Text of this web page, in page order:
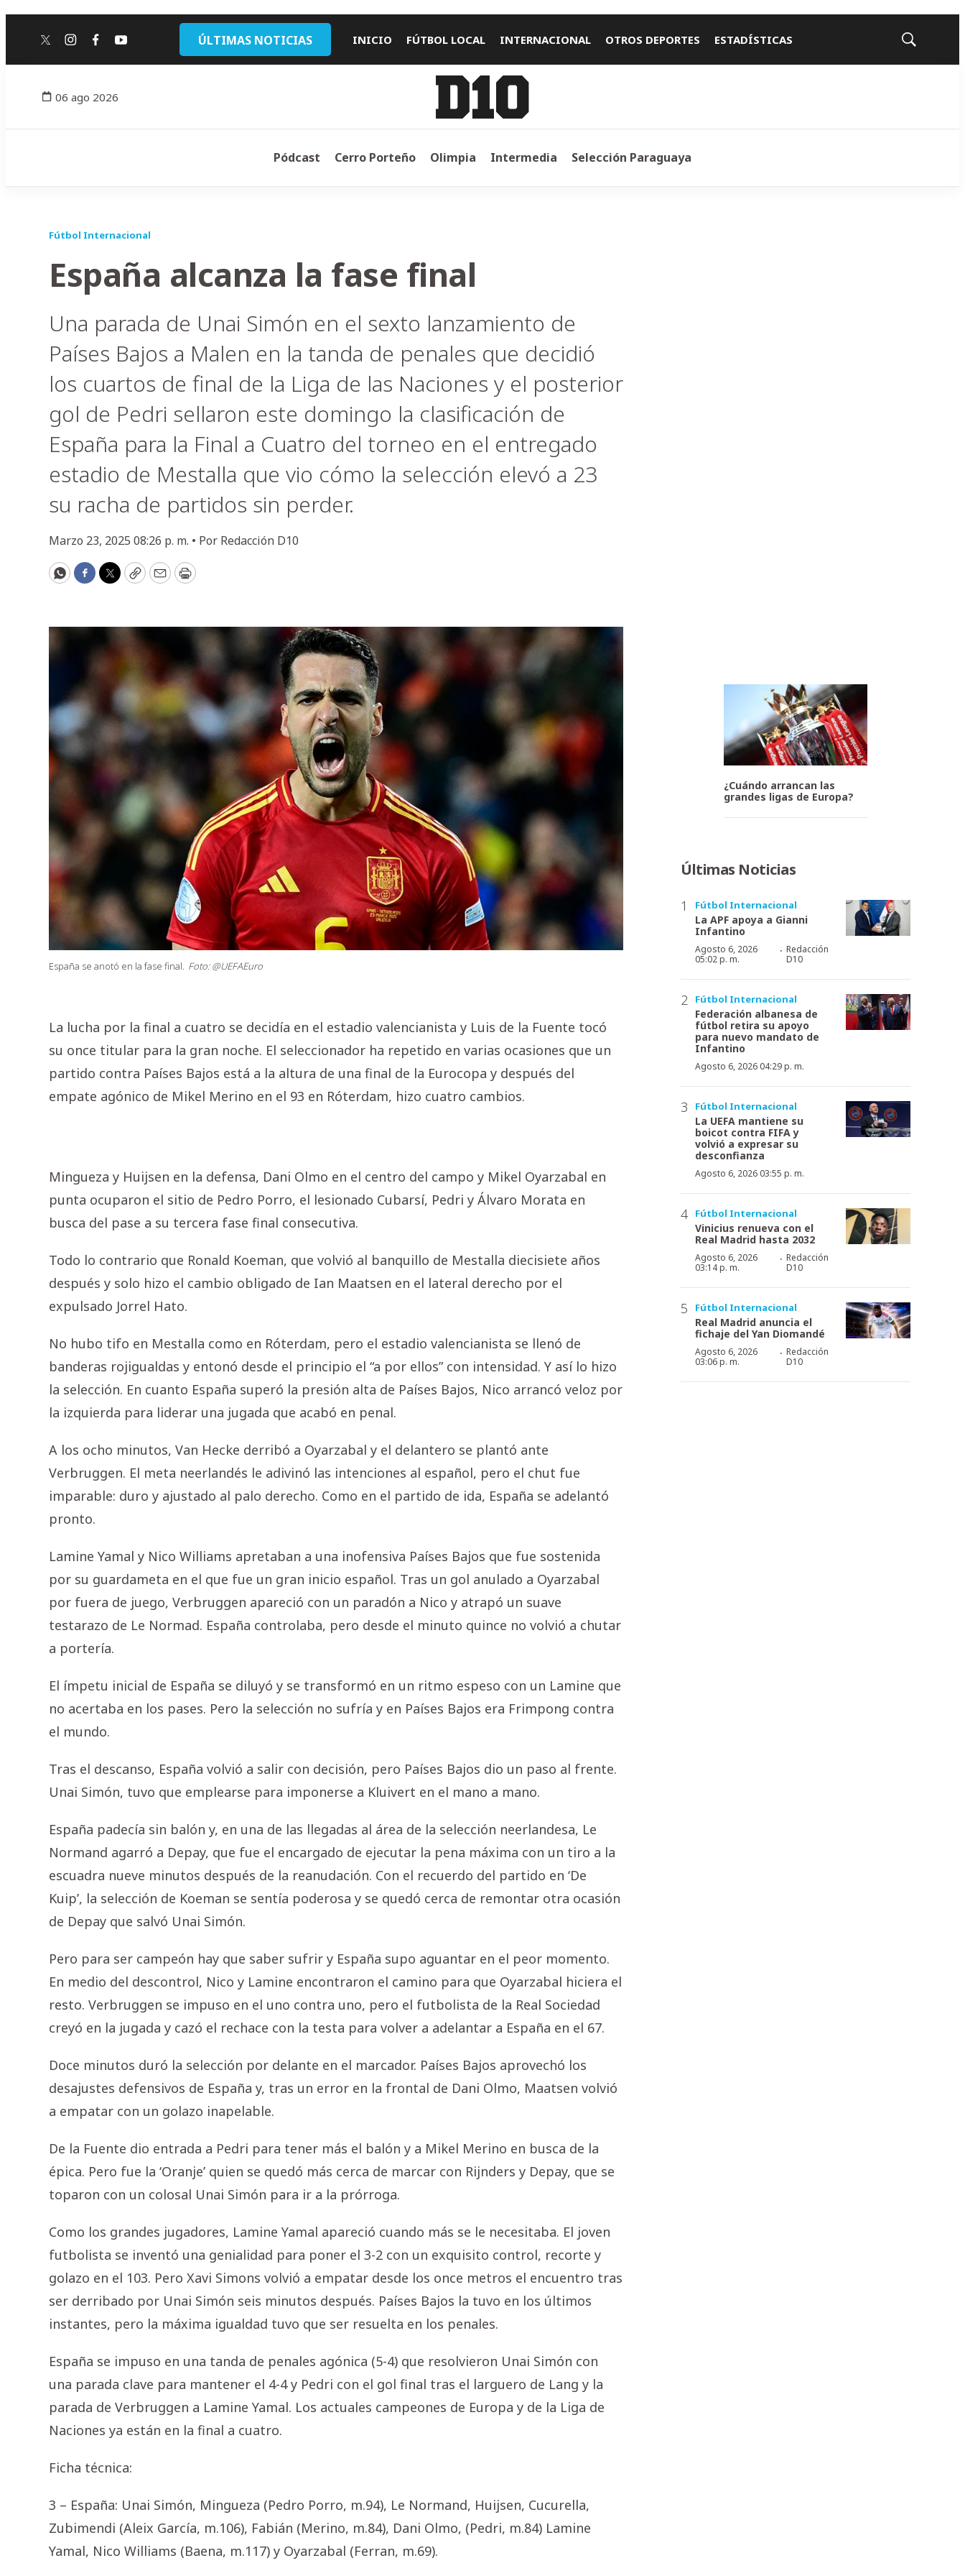
twitterinstagram
facebook
youtube ÚLTIMAS NOTICIAS INICIO FÚTBOL LOCAL INTERNACIONAL OTROS DEPORTES ESTADÍSTICAS
Mostrar
06 ago 2026
Pódcast Cerro Porteño Olimpia Intermedia Selección Paraguaya
Fútbol Internacional
España alcanza la fase final
Una parada de Unai Simón en el sexto lanzamiento de
Países Bajos a Malen en la tanda de penales que decidió
los cuartos de final de la Liga de las Naciones y el posterior
gol de Pedri sellaron este domingo la clasificación de
España para la Final a Cuatro del torneo en el entregado
estadio de Mestalla que vio cómo la selección elevó a 23
su racha de partidos sin perder.
Marzo 23, 2025 08:26 p. m. • Por Redacción D10
WhatsApp
Facebook
Twitter
CopyEmailPrint
España se anotó en la fase final. Foto: @UEFAEuro
La lucha por la final a cuatro se decidía en el estadio valencianista y Luis de la Fuente tocó
su once titular para la gran noche. El seleccionador ha repetido en varias ocasiones que un
partido contra Países Bajos está a la altura de una final de la Eurocopa y después del
empate agónico de Mikel Merino en el 93 en Róterdam, hizo cuatro cambios.
Mingueza y Huijsen en la defensa, Dani Olmo en el centro del campo y Mikel Oyarzabal en
punta ocuparon el sitio de Pedro Porro, el lesionado Cubarsí, Pedri y Álvaro Morata en
busca del pase a su tercera fase final consecutiva.
Todo lo contrario que Ronald Koeman, que volvió al banquillo de Mestalla diecisiete años
después y solo hizo el cambio obligado de Ian Maatsen en el lateral derecho por el
expulsado Jorrel Hato.
No hubo tifo en Mestalla como en Róterdam, pero el estadio valencianista se llenó de
banderas rojigualdas y entonó desde el principio el “a por ellos” con intensidad. Y así lo hizo
la selección. En cuanto España superó la presión alta de Países Bajos, Nico arrancó veloz por
la izquierda para liderar una jugada que acabó en penal.
A los ocho minutos, Van Hecke derribó a Oyarzabal y el delantero se plantó ante
Verbruggen. El meta neerlandés le adivinó las intenciones al español, pero el chut fue
imparable: duro y ajustado al palo derecho. Como en el partido de ida, España se adelantó
pronto.
Lamine Yamal y Nico Williams apretaban a una inofensiva Países Bajos que fue sostenida
por su guardameta en el que fue un gran inicio español. Tras un gol anulado a Oyarzabal
por fuera de juego, Verbruggen apareció con un paradón a Nico y atrapó un suave
testarazo de Le Normad. España controlaba, pero desde el minuto quince no volvió a chutar
a portería.
El ímpetu inicial de España se diluyó y se transformó en un ritmo espeso con un Lamine que
no acertaba en los pases. Pero la selección no sufría y en Países Bajos era Frimpong contra
el mundo.
Tras el descanso, España volvió a salir con decisión, pero Países Bajos dio un paso al frente.
Unai Simón, tuvo que emplearse para imponerse a Kluivert en el mano a mano.
España padecía sin balón y, en una de las llegadas al área de la selección neerlandesa, Le
Normand agarró a Depay, que fue el encargado de ejecutar la pena máxima con un tiro a la
escuadra nueve minutos después de la reanudación. Con el recuerdo del partido en ‘De
Kuip’, la selección de Koeman se sentía poderosa y se quedó cerca de remontar otra ocasión
de Depay que salvó Unai Simón.
Pero para ser campeón hay que saber sufrir y España supo aguantar en el peor momento.
En medio del descontrol, Nico y Lamine encontraron el camino para que Oyarzabal hiciera el
resto. Verbruggen se impuso en el uno contra uno, pero el futbolista de la Real Sociedad
creyó en la jugada y cazó el rechace con la testa para volver a adelantar a España en el 67.
Doce minutos duró la selección por delante en el marcador. Países Bajos aprovechó los
desajustes defensivos de España y, tras un error en la frontal de Dani Olmo, Maatsen volvió
a empatar con un golazo inapelable.
De la Fuente dio entrada a Pedri para tener más el balón y a Mikel Merino en busca de la
épica. Pero fue la ‘Oranje’ quien se quedó más cerca de marcar con Rijnders y Depay, que se
toparon con un colosal Unai Simón para ir a la prórroga.
Como los grandes jugadores, Lamine Yamal apareció cuando más se le necesitaba. El joven
futbolista se inventó una genialidad para poner el 3-2 con un exquisito control, recorte y
golazo en el 103. Pero Xavi Simons volvió a empatar desde los once metros el encuentro tras
ser derribado por Unai Simón seis minutos después. Países Bajos la tuvo en los últimos
instantes, pero la máxima igualdad tuvo que ser resuelta en los penales.
España se impuso en una tanda de penales agónica (5-4) que resolvieron Unai Simón con
una parada clave para mantener el 4-4 y Pedri con el gol final tras el larguero de Lang y la
parada de Verbruggen a Lamine Yamal. Los actuales campeones de Europa y de la Liga de
Naciones ya están en la final a cuatro.
Ficha técnica:
3 – España: Unai Simón, Mingueza (Pedro Porro, m.94), Le Normand, Huijsen, Cucurella,
Zubimendi (Aleix García, m.106), Fabián (Merino, m.84), Dani Olmo, (Pedri, m.84) Lamine
Yamal, Nico Williams (Baena, m.117) y Oyarzabal (Ferran, m.69).
¿Cuándo arrancan las
grandes ligas de Europa?
Últimas Noticias
Fútbol Internacional
La APF apoya a Gianni
Infantino
Agosto 6, 2026
05:02 p. m.
· Redacción
D10
Fútbol Internacional
Federación albanesa de
fútbol retira su apoyo
para nuevo mandato de
Infantino
Agosto 6, 2026 04:29 p. m.
Fútbol Internacional
La UEFA mantiene su
boicot contra FIFA y
volvió a expresar su
desconfianza
Agosto 6, 2026 03:55 p. m.
Fútbol Internacional
Vinicius renueva con el
Real Madrid hasta 2032
Agosto 6, 2026
03:14 p. m.
· Redacción
D10
Fútbol Internacional
Real Madrid anuncia el
fichaje del Yan Diomandé
Agosto 6, 2026
03:06 p. m.
· Redacción
D10